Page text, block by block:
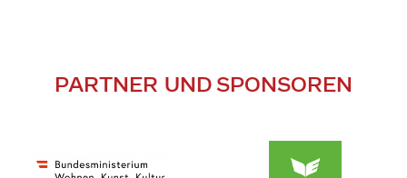
PARTNER UND SPONSOREN